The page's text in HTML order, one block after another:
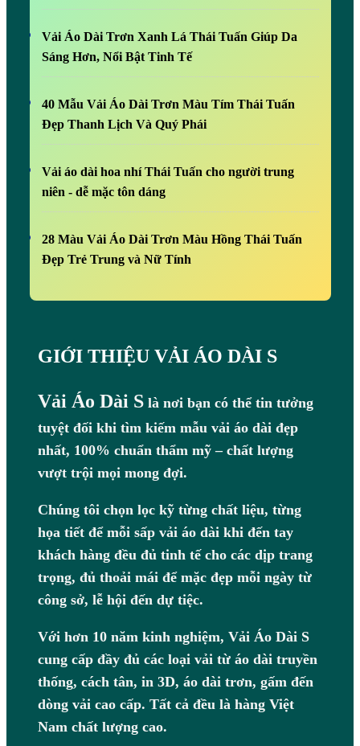
Vải Áo Dài Trơn Xanh Lá Thái Tuấn Giúp Da
Sáng Hơn, Nổi Bật Tinh Tế
40 Mẫu Vải Áo Dài Trơn Màu Tím Thái Tuấn
Đẹp Thanh Lịch Và Quý Phái
Vải áo dài hoa nhí Thái Tuấn cho người trung
niên - dễ mặc tôn dáng
28 Màu Vải Áo Dài Trơn Màu Hồng Thái Tuấn
Đẹp Trẻ Trung và Nữ Tính
GIỚI THIỆU VẢI ÁO DÀI S
Vải Áo Dài Slà nơi bạn có thể tin tưởng
tuyệt đối khi tìm kiếm mẫu vải áo dài đẹp
nhất, 100% chuẩn thẩm mỹ – chất lượng
vượt trội mọi mong đợi.
Chúng tôi chọn lọc kỹ từng chất liệu, từng
họa tiết để mỗi sấp vải áo dài khi đến tay
khách hàng đều đủ tinh tế cho các dịp trang
trọng, đủ thoải mái để mặc đẹp mỗi ngày từ
công sở, lễ hội đến dự tiệc.
Với hơn 10 năm kinh nghiệm, Vải Áo Dài S
cung cấp đầy đủ các loại vải từ áo dài truyền
thống, cách tân, in 3D, áo dài trơn, gấm đến
dòng vải cao cấp. Tất cả đều là hàng Việt
Nam chất lượng cao.